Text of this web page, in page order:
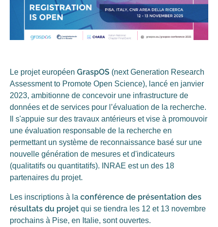
Le projet européen GraspOS (next Generation Research
Assessment to Promote Open Science), lancé en janvier
2023, ambitionne de concevoir une infrastructure de
données et de services pour l’évaluation de la recherche.
Il s'appuie sur des travaux antérieurs et vise à promouvoir
une évaluation responsable de la recherche en
permettant un système de reconnaissance basé sur une
nouvelle génération de mesures et d'indicateurs
(qualitatifs ou quantitatifs). INRAE est un des 18
partenaires du projet.
Les inscriptions à la conférence de présentation des
résultats du projet qui se tiendra les 12 et 13 novembre
prochains à Pise, en Italie, sont ouvertes.